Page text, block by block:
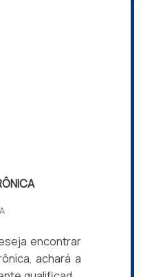
fechadura
em uma
depara
tem em seu
encontrar
achará a